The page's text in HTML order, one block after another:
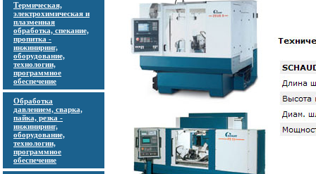
Термическая,
электрохимическая и
плазменная
обработка, спекание,
пропитка -
инжиниринг,
оборудование,
технологии,
программное
обеспечение
Обработка
давлением, сварка,
пайка, резка -
инжиниринг,
оборудование,
технологии,
программное
обеспечение